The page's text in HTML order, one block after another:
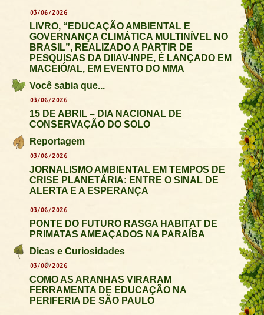
03/06/2026
LIVRO, “EDUCAÇÃO AMBIENTAL E
GOVERNANÇA CLIMÁTICA MULTINÍVEL NO
BRASIL”, REALIZADO A PARTIR DE
PESQUISAS DA DIIAV-INPE, É LANÇADO EM
MACEIÓ/AL, EM EVENTO DO MMA
Você sabia que...
03/06/2026
15 DE ABRIL – DIA NACIONAL DE
CONSERVAÇÃO DO SOLO
Reportagem
03/06/2026
JORNALISMO AMBIENTAL EM TEMPOS DE
CRISE PLANETÁRIA: ENTRE O SINAL DE
ALERTA E A ESPERANÇA
03/06/2026
PONTE DO FUTURO RASGA HABITAT DE
PRIMATAS AMEAÇADOS NA PARAÍBA
Dicas e Curiosidades
03/06/2026
COMO AS ARANHAS VIRARAM
FERRAMENTA DE EDUCAÇÃO NA
PERIFERIA DE SÃO PAULO